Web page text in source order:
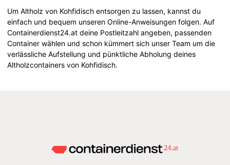
Um Altholz von Kohfidisch entsorgen zu lassen, kannst du
einfach und bequem unseren Online-Anweisungen folgen. Auf
Containerdienst24.at deine Postleitzahl angeben, passenden
Container wählen und schon kümmert sich unser Team um die
verlässliche Aufstellung und pünktliche Abholung deines
Altholzcontainers von Kohfidisch.